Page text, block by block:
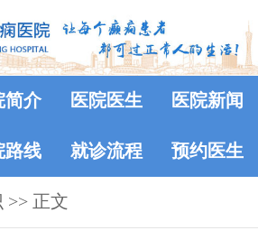
简介 医院医生 医院新闻
路线 就诊流程 预约医生
>> 正文